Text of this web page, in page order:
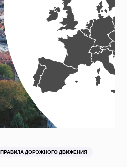
ПРАВИЛА ДОРОЖНОГО ДВИЖЕНИЯ